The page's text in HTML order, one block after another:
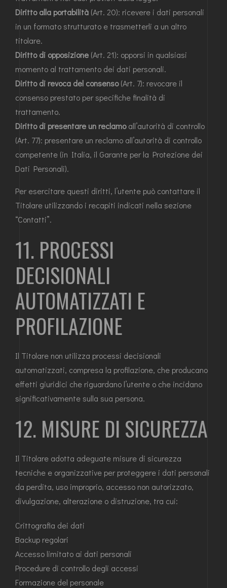
Diritto alla portabilità (Art. 20): ricevere i dati personali
in un formato strutturato e trasmetterli a un altro
titolare.
Diritto di opposizione (Art. 21): opporsi in qualsiasi
momento al trattamento dei dati personali.
Diritto di revoca del consenso(Art. 7): revocare il
consenso prestato per specifiche finalità di
trattamento.
Diritto di presentare un reclamoall’autorità di controllo
(Art. 77): presentare un reclamo all’autorità di controllo
competente (in Italia, il Garante per la Protezione dei
Dati Personali).
Per esercitare questi diritti, l’utente può contattare il
Titolare utilizzando i recapiti indicati nella sezione
“Contatti”.
11. PROCESSI
DECISIONALI
AUTOMATIZZATI E
PROFILAZIONE
Il Titolare non utilizza processi decisionali
automatizzati, compresa la profilazione, che producano
effetti giuridici che riguardano l’utente o che incidano
significativamente sulla sua persona.
12. MISURE DI SICUREZZA
Il Titolare adotta adeguate misure di sicurezza
tecniche e organizzative per proteggere i dati personali
da perdita, uso improprio, accesso non autorizzato,
divulgazione, alterazione o distruzione, tra cui:
Crittografia dei dati
Backup regolari
Accesso limitato ai dati personali
Procedure di controllo degli accessi
Formazione del personale